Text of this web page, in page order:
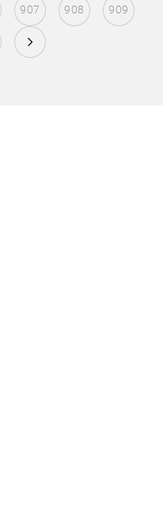
907 908 909